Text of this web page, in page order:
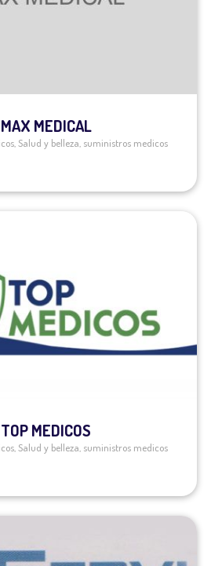
MAX MEDICAL
,Salud y belleza suministros medicos
TOP MEDICOS
,Salud y belleza, suministros medicos